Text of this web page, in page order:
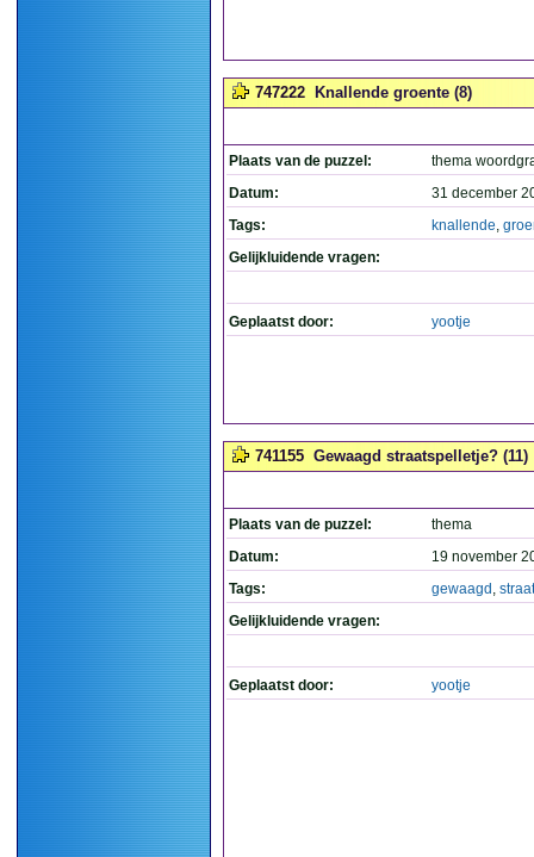
747222 Knallende groente (8)
Plaats van de puzzel:
thema
Datum:
31 december
Tags:
knallende,
Gelijkluidende vragen:
Geplaatst door: yootje
741155 Gewaagd straatspelletje? (11)
Plaats van de puzzel:
thema
Datum:
19 november
Tags:
gewaagd ,
Gelijkluidende vragen:
Geplaatst door: yootje